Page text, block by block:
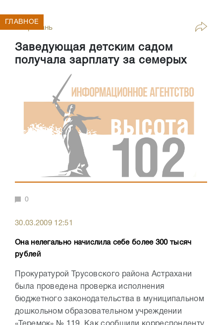
Астрахань
Заведующая детским садом
получала зарплату за семерых
ГЛАВНОЕ
0
30.03.2009 12:51
Она нелегально начислила себе более 300 тысяч
рублей
Прокуратурой Трусовского района Астрахани
была проведена проверка исполнения
бюджетного законодательства в муниципальном
дошкольном образовательном учреждении